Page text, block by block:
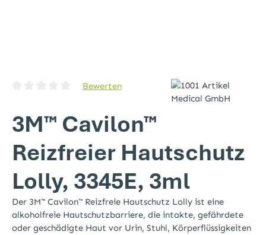
Durchschnittliche Bewertung von 0 von 5 Sternen
Bewerten
3M™ Cavilon™
Reizfreier Hautschutz
Lolly, 3345E, 3ml
Der 3M™ Cavilon™ Reizfreie Hautschutz Lolly ist eine
alkoholfreie Hautschutzbarriere, die intakte, gefährdete
oder geschädigte Haut vor Urin, Stuhl, Körperflüssigkeiten